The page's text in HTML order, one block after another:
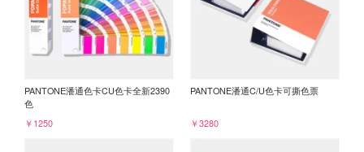
PANTONE潘通色卡CU色卡全新2390
色
￥1250
PANTONE潘通C/U色卡可撕色票
￥3280